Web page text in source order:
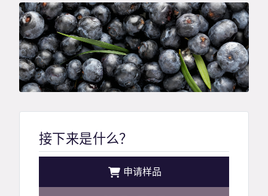
接下来是什么？
申请样品